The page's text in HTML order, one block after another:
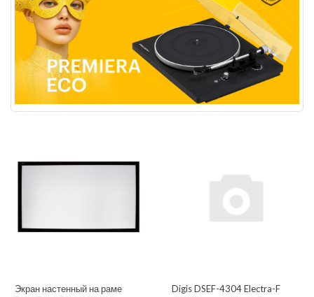
Экран настенный на раме
Digis DSEF-4304 Electra-F